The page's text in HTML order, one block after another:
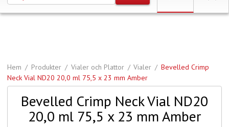
Hem Produkter Vialer och Plattor Vialer
Bevelled Crimp
Neck Vial ND20 20,0 ml 75,5 x 23 mm Amber
Bevelled Crimp Neck Vial ND20
20,0 ml 75,5 x 23 mm Amber